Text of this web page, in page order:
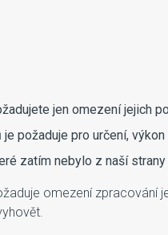
jen omezení jejich
požaduje pro určení,
zatím nebylo z naší
omezení zpracování